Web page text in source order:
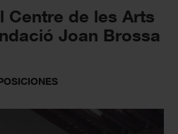
Centre de les Arts
Joan Brossa